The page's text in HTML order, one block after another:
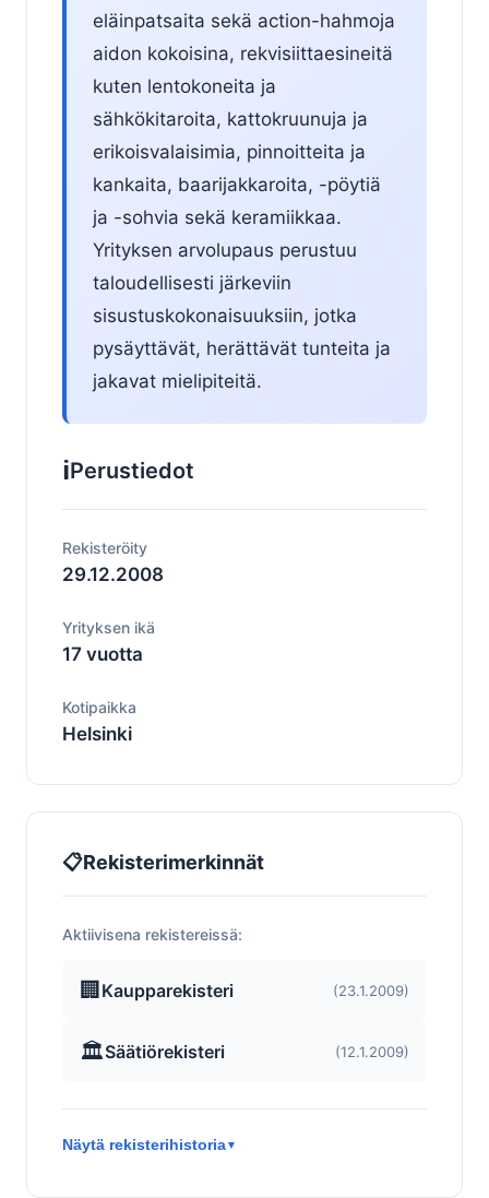
eläinpatsaita sekä action-hahmoja
aidon kokoisina, rekvisiittaesineitä
kuten lentokoneita ja
sähkökitaroita, kattokruunuja ja
erikoisvalaisimia, pinnoitteita ja
kankaita, baarijakkaroita, -pöytiä
ja -sohvia sekä keramiikkaa.
Yrityksen arvolupaus perustuu
taloudellisesti järkeviin
sisustuskokonaisuuksiin, jotka
pysäyttävät, herättävät tunteita ja
jakavat mielipiteitä.
ℹ️Perustiedot
Rekisteröity
29.12.2008
Yrityksen ikä
17 vuotta
Kotipaikka
Helsinki
📋Rekisterimerkinnät
Aktiivisena rekistereissä:
🏢 Kaupparekisteri (23.1.2009)
🏛️Säätiörekisteri (12.1.2009)
Näytä rekisterihistoria▼